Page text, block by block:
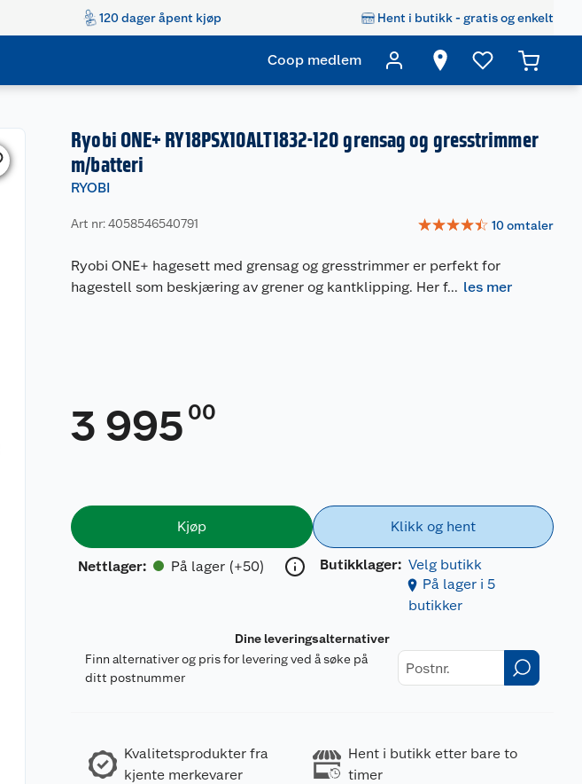
120 dager åpent kjøp Hent i butikk - gratis og enkelt
Coop medlem
Ryobi ONE+ RY18PSX10ALT1832-120 grensag og gresstrimmer
m/batteri
RYOBI
Art nr: 4058546540791 ☆☆☆☆☆ 10omtaler
Ryobi ONE+ hagesett med grensag og gresstrimmer er perfekt for
hagestell som beskjæring av grener og kantklipping. Her f... les mer
3 995 00
Kjøp
Nettlager: På lager (+50)
Klikk og hent
Butikklager: Velg butikk
På lager i 5
butikker
Dine leveringsalternativer
Finn alternativer og pris for levering ved å søke på
ditt postnummer
Kvalitetsprodukter fra
kjente merkevarer
Hent i butikk etter bare to
timer